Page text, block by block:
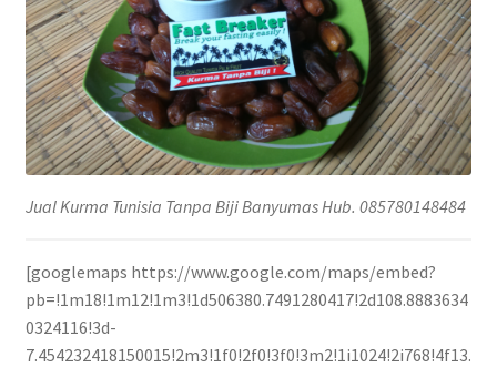
Jual Kurma Tunisia Tanpa Biji Banyumas Hub. 085780148484
[googlemaps https://www.google.com/maps/embed?
pb=!1m18!1m12!1m3!1d506380.7491280417!2d108.8883634
0324116!3d-
7.454232418150015!2m3!1f0!2f0!3f0!3m2!1i1024!2i768!4f13.